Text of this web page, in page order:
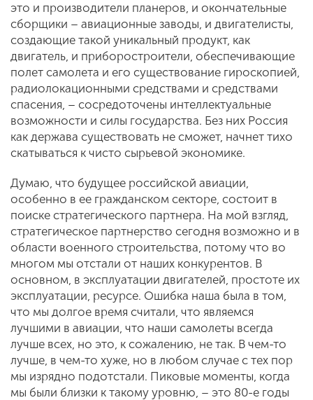
это и производители планеров, и окончательные
сборщики – авиационные заводы, и двигателисты,
создающие такой уникальный продукт, как
двигатель, и приборостроители, обеспечивающие
полет самолета и его существование гироскопией,
радиолокационными средствами и средствами
спасения, – сосредоточены интеллектуальные
возможности и силы государства. Без них Россия
как держава существовать не сможет, начнет тихо
скатываться к чисто сырьевой экономике.
Думаю, что будущее российской авиации,
особенно в ее гражданском секторе, состоит в
поиске стратегического партнера. На мой взгляд,
стратегическое партнерство сегодня возможно и в
области военного строительства, потому что во
многом мы отстали от наших конкурентов. В
основном, в эксплуатации двигателей, простоте их
эксплуатации, ресурсе. Ошибка наша была в том,
что мы долгое время считали, что являемся
лучшими в авиации, что наши самолеты всегда
лучше всех, но это, к сожалению, не так. В чем-то
лучше, в чем-то хуже, но в любом случае с тех пор
мы изрядно подотстали. Пиковые моменты, когда
мы были близки к такому уровню, – это 80-е годы